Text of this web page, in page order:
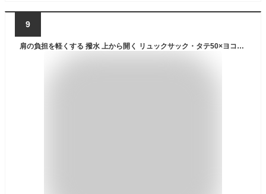
9
肩の負担を軽くする 撥水 上から開く リュックサック・タテ50×ヨコ30×マチ18cm【無印良品 公式】